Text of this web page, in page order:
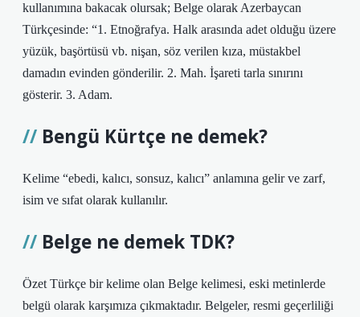
kullanımına bakacak olursak; Belge olarak Azerbaycan
Türkçesinde: “1. Etnoğrafya. Halk arasında adet olduğu üzere
yüzük, başörtüsü vb. nişan, söz verilen kıza, müstakbel
damadın evinden gönderilir. 2. Mah. İşareti tarla sınırını
gösterir. 3. Adam.
Bengü Kürtçe ne demek?
Kelime “ebedi, kalıcı, sonsuz, kalıcı” anlamına gelir ve zarf,
isim ve sıfat olarak kullanılır.
Belge ne demek TDK?
Özet Türkçe bir kelime olan Belge kelimesi, eski metinlerde
belgü olarak karşımıza çıkmaktadır. Belgeler, resmi geçerliliği